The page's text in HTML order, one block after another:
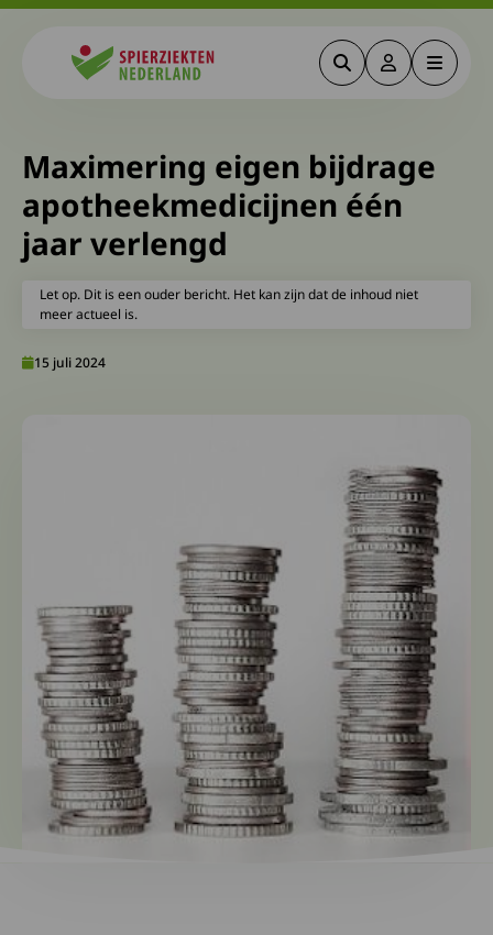
ZoekenDeze link
Menu
Maximering eigen bijdrage
apotheekmedicijnen één
jaar verlengd
Let op. Dit is een ouder bericht. Het kan zijn dat de inhoud niet
meer actueel is.
15 juli 2024